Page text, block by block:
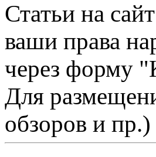
Статьи на
ваши права
через форму
Для
обзоров и